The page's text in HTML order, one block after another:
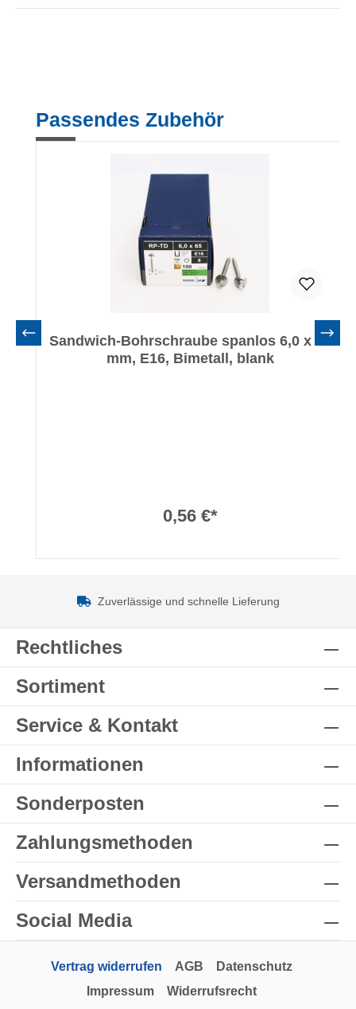
Produktgalerie überspringen
Passendes Zubehör
Sandwich-Bohrschraube spanlos 6,0 x 65
mm, E16, Bimetall, blank
0,56 €*
Zuverlässige und schnelle Lieferung
Rechtliches
Sortiment
Service & Kontakt
Informationen
Sonderposten
Zahlungsmethoden
Versandmethoden
Social Media
Vertrag widerrufen AGB
Datenschutz
Impressum
Widerrufsrecht